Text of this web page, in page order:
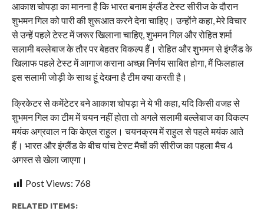
आकाश चोपड़ा का मानना है कि भारत बनाम इंग्लैंड टेस्ट सीरीज के दौरान
शुभमन गिल को पारी की शुरूआत करने देना चाहिए। उन्होंने कहा, मेरे विचार
से उन्हें पहले टेस्ट में जरूर खिलाना चाहिए, शुभमन गिल और रोहित शर्मा
सलामी बल्लेबाज के तौर पर बेहतर विकल्प हैं। रोहित और शुभमन से इंग्लैंड के
खिलाफ पहले टेस्ट में आगाज कराना अच्छा निर्णय साबित होगा, मैं फिलहाल
इस सलामी जोड़ी के साथ हूं देखना है टीम क्या करती है।
क्रिकेटर से कमेंटेटर बने आकाश चोपड़ा ने ये भी कहा, यदि किसी वजह से
शुभमन गिल का टीम में चयन नहीं होता तो अगले सलामी बल्लेबाज का विकल्प
मयंक अग्रवाल न कि केएल राहुल। चयनक्रम में राहुल से पहले मयंक आते
हैं। भारत और इंग्लैंड के बीच पांच टेस्ट मैचों की सीरीज का पहला मैच 4
अगस्त से खेला जाएगा।
Post Views: 768
RELATED ITEMS: